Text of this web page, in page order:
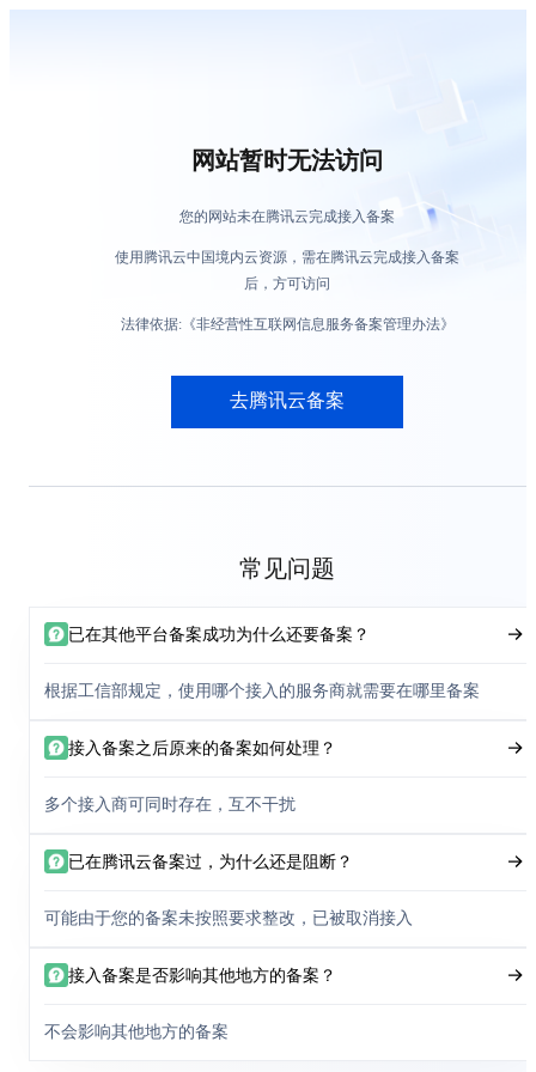
网站暂时无法访问
您的网站未在腾讯云完成接入备案
使用腾讯云中国境内云资源，需在腾讯云完成接入备案
后，方可访问
法律依据:《非经营性互联网信息服务备案管理办法》
去腾讯云备案
常见问题
已在其他平台备案成功为什么还要备案？
根据工信部规定，使用哪个接入的服务商就需要在哪里备案
接入备案之后原来的备案如何处理？
多个接入商可同时存在，互不干扰
已在腾讯云备案过，为什么还是阻断？
可能由于您的备案未按照要求整改，已被取消接入
接入备案是否影响其他地方的备案？
不会影响其他地方的备案